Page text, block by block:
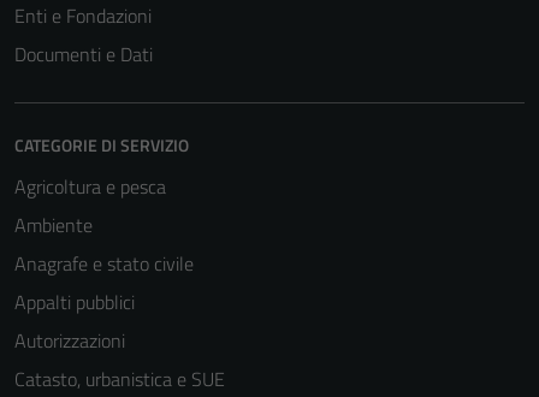
Enti e Fondazioni
Documenti e Dati
CATEGORIE DI SERVIZIO
Agricoltura e pesca
Ambiente
Anagrafe e stato civile
Appalti pubblici
Autorizzazioni
Catasto, urbanistica e SUE